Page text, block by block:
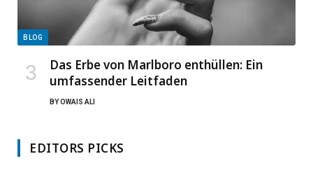
BLOG
Das Erbe von Marlboro enthüllen: Ein
umfassender Leitfaden
BYOWAIS ALI
EDITORS PICKS